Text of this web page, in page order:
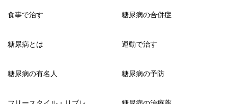
食事で治す 糖尿病の合併症
糖尿病とは 運動で治す
糖尿病の有名人 糖尿病の予防